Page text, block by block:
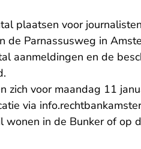
plaatsen voor
de Parnassusweg in
aanmeldingen en de
zich voor maandag 11
via
in de Bunker of op